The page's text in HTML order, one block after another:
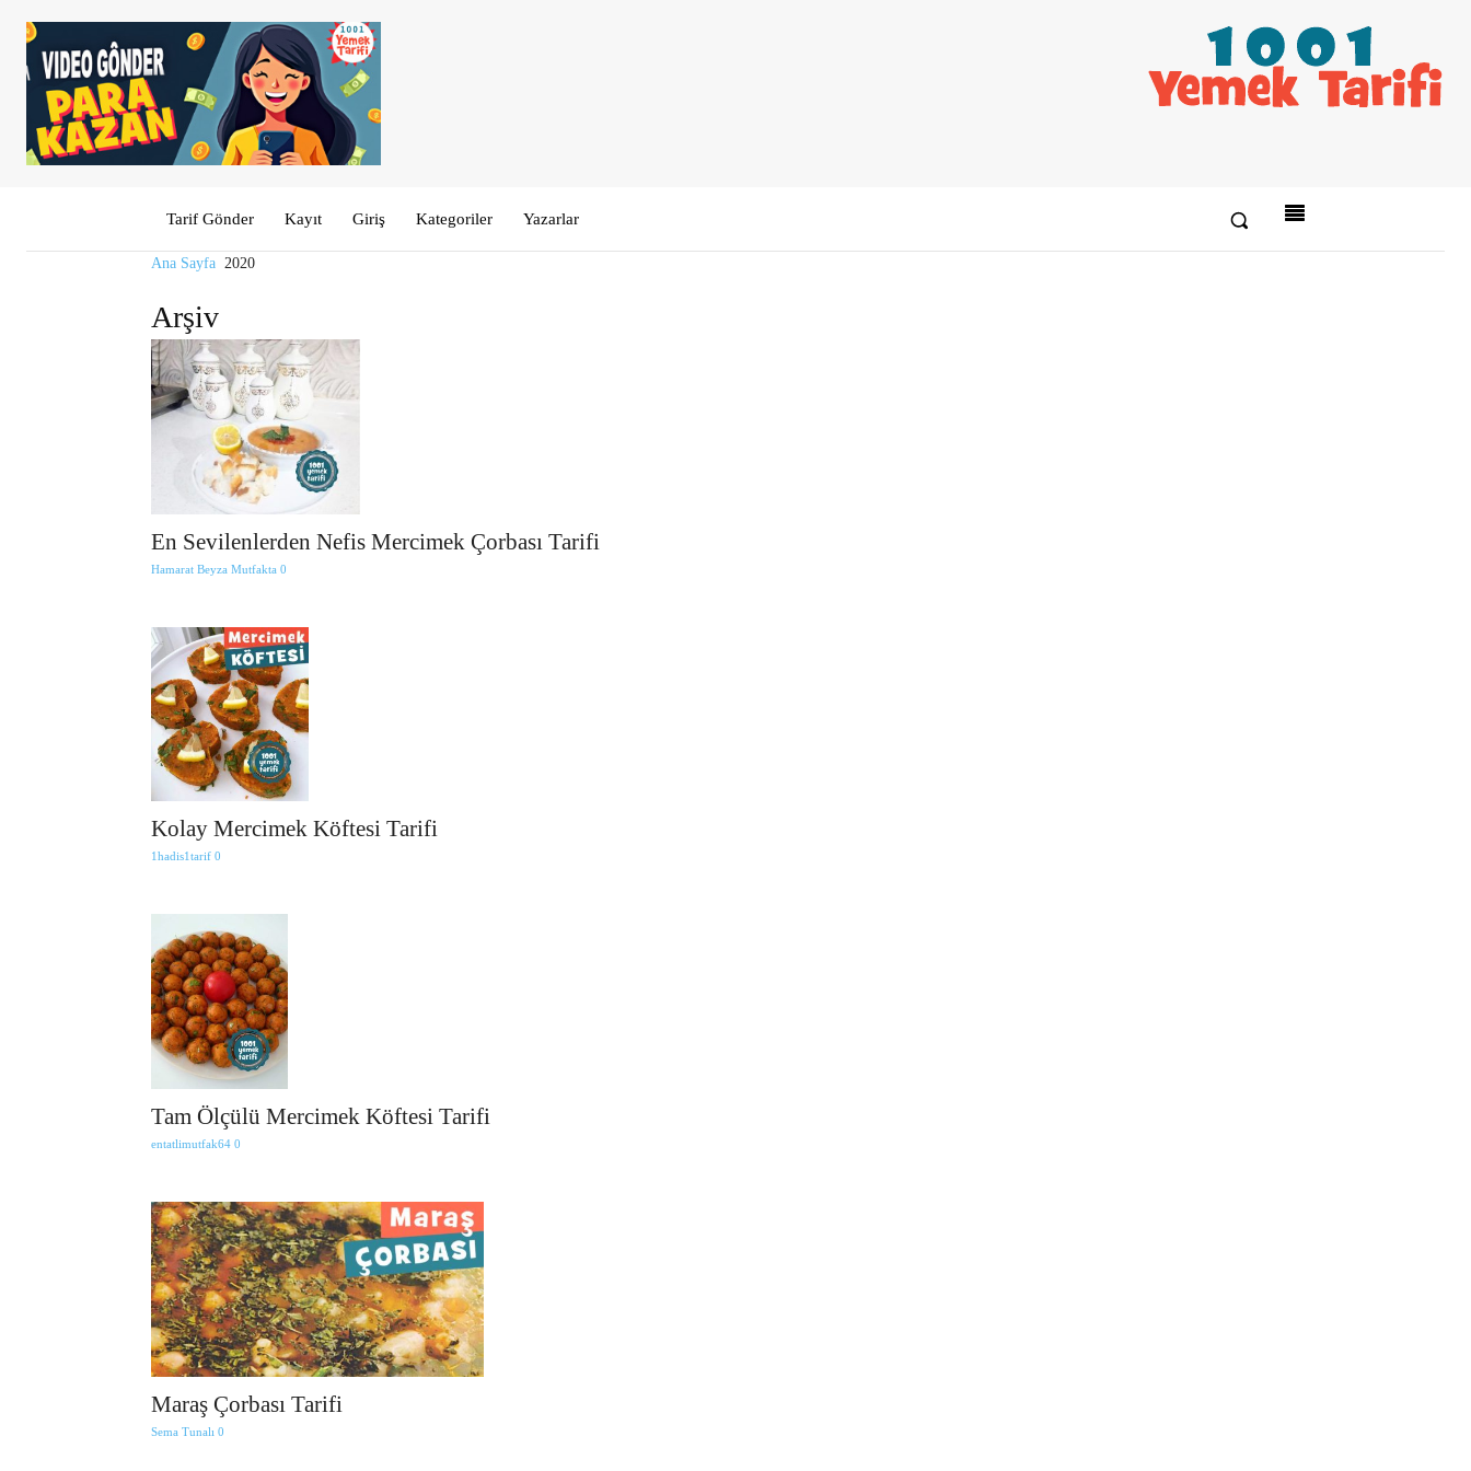
Tarif Gönder Kayıt Giriş Kategoriler Yazarlar
Ana Sayfa 2020
Arşiv
En Sevilenlerden Nefis Mercimek Çorbası Tarifi
Hamarat Beyza Mutfakta 0
Kolay Mercimek Köftesi Tarifi
1hadis1tarif 0
Tam Ölçülü Mercimek Köftesi Tarifi
entatlimutfak64 0
Maraş Çorbası Tarifi
Sema Tunalı 0